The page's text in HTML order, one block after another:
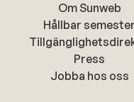
Om Sunweb
Hållbar semester
Press
Jobba hos oss